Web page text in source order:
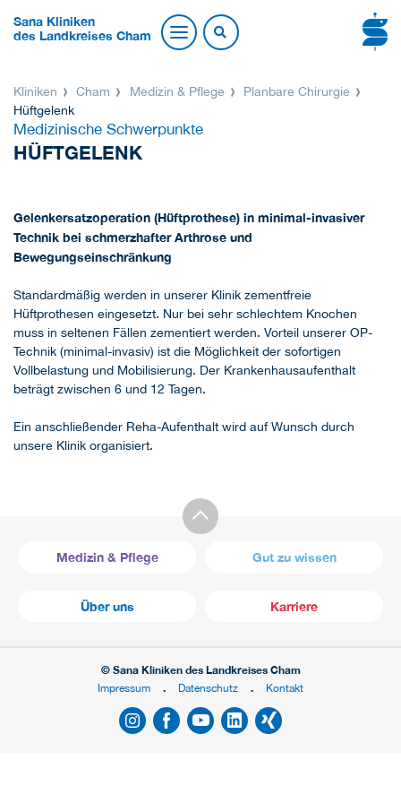
Sana Kliniken
des Landkreises Cham
Kliniken Cham Medizin & Pflege
Planbare Chirurgie
Hüftgelenk
Medizinische Schwerpunkte
HÜFTGELENK
Gelenkersatzoperation (Hüftprothese) in minimal-invasiver
Technik bei schmerzhafter Arthrose und
Bewegungseinschränkung
Standardmäßig werden in unserer Klinik zementfreie
Hüftprothesen eingesetzt. Nur bei sehr schlechtem Knochen
muss in seltenen Fällen zementiert werden. Vorteil unserer OP-
Technik (minimal-invasiv) ist die Möglichkeit der sofortigen
Vollbelastung und Mobilisierung. Der Krankenhausaufenthalt
beträgt zwischen 6 und 12 Tagen.
Ein anschließender Reha-Aufenthalt wird auf Wunsch durch
unsere Klinik organisiert.
Medizin & Pflege Gut zu wissen
Über uns Karriere
© Sana Kliniken des Landkreises Cham
Impressum
Datenschutz Kontakt